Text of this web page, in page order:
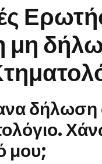
μη
δήλωση
μου;